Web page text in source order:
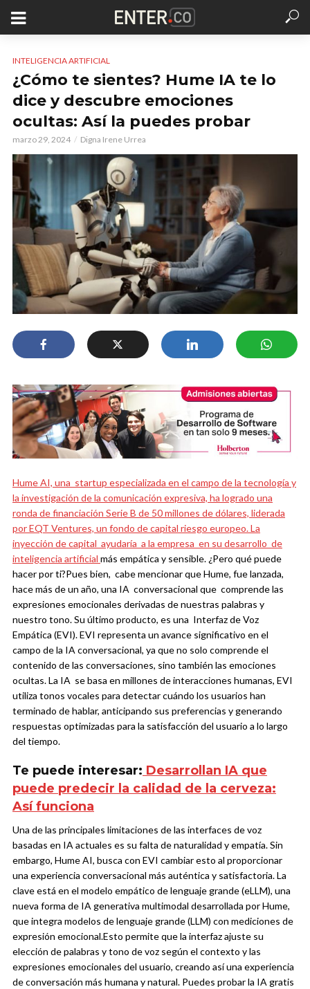
INTELIGENCIA ARTIFICIAL
¿Cómo te sientes? Hume IA te lo
dice y descubre emociones
ocultas: Así la puedes probar
marzo 29, 2024 Digna Irene Urrea
Hume AI, una startup especializada en el campo de la tecnología y
la investigación de la comunicación expresiva, ha logrado una
ronda de financiación Serie B de 50 millones de dólares, liderada
por EQT Ventures, un fondo de capital riesgo europeo.La
inyección de capital ayudaría a la empresa en su desarrollo de
inteligencia artificial más empática y sensible. ¿Pero qué puede
hacer por ti?Pues bien, cabe mencionar que Hume, fue lanzada,
hace más de un año, una IA conversacional que comprendelas
expresiones emocionales derivadas de nuestras palabras y
nuestro tono.Su último producto, es una Interfaz de Voz
Empática (EVI). EVI representa un avance significativo en el
campo de la IA conversacional, ya que no solo comprende el
contenido de las conversaciones, sino también las emociones
ocultas.La IA se basa en millones de interacciones humanas, EVI
utiliza tonos vocales para detectar cuándo los usuarios han
terminado de hablar, anticipando sus preferencias y generando
respuestas optimizadas para la satisfacción del usuario a lo largo
del tiempo.
Te puede interesar: Desarrollan IA que
puede predecir la calidad de la cerveza:
Así funciona
Una de las principales limitaciones de las interfaces de voz
basadas en IA actuales es su falta de naturalidad y empatía.Sin
embargo, Hume AI, busca con EVI cambiar esto al proporcionar
una experiencia conversacional más auténtica y satisfactoria. La
clave está en el modelo empático de lenguaje grande (eLLM), una
nueva forma de IA generativa multimodal desarrollada por Hume,
que integra modelos de lenguaje grande (LLM) con mediciones de
expresión emocional.Esto permite que la interfaz ajuste su
elección de palabras y tono de voz según el contexto y las
expresiones emocionales del usuario, creando así una experiencia
de conversación más humana y natural. Puedes probar la IA gratis